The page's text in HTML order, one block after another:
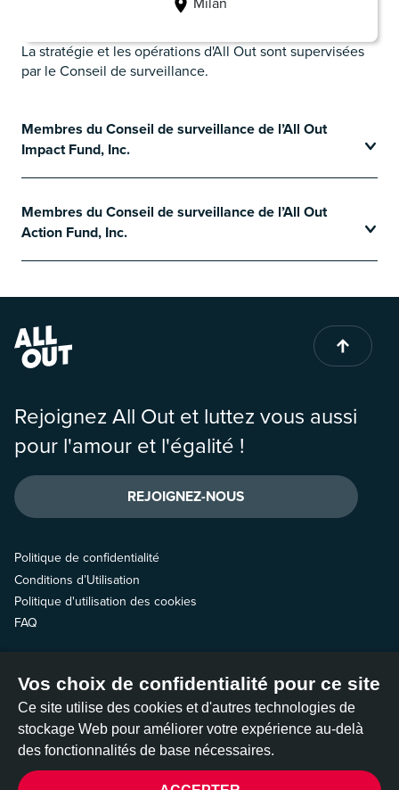
La stratégie et les opérations d'All Out sont supervisées
par le Conseil de surveillance.
Membres du Conseil de surveillance de l’All Out
Impact Fund, Inc.
Membres du Conseil de surveillance de l’All Out
Action Fund, Inc.
Rejoignez All Out et luttez vous aussi
pour l'amour et l'égalité !
REJOIGNEZ-NOUS
Politique de confidentialité
Conditions d’Utilisation
Politique d'utilisation des cookies
FAQ
Suivez-nous
Vos choix de confidentialité pour ce site
Ce site utilise des cookies et d'autres technologies de
stockage Web pour améliorer votre expérience au-delà
des fonctionnalités de base nécessaires.